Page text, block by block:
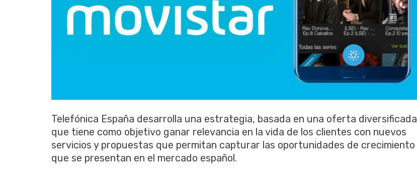
Telefónica España desarrolla una estrategia, basada en una oferta diversificada
que tiene como objetivo ganar relevancia en la vida de los clientes con nuevos
servicios y propuestas que permitan capturar las oportunidades de crecimiento
que se presentan en el mercado español.